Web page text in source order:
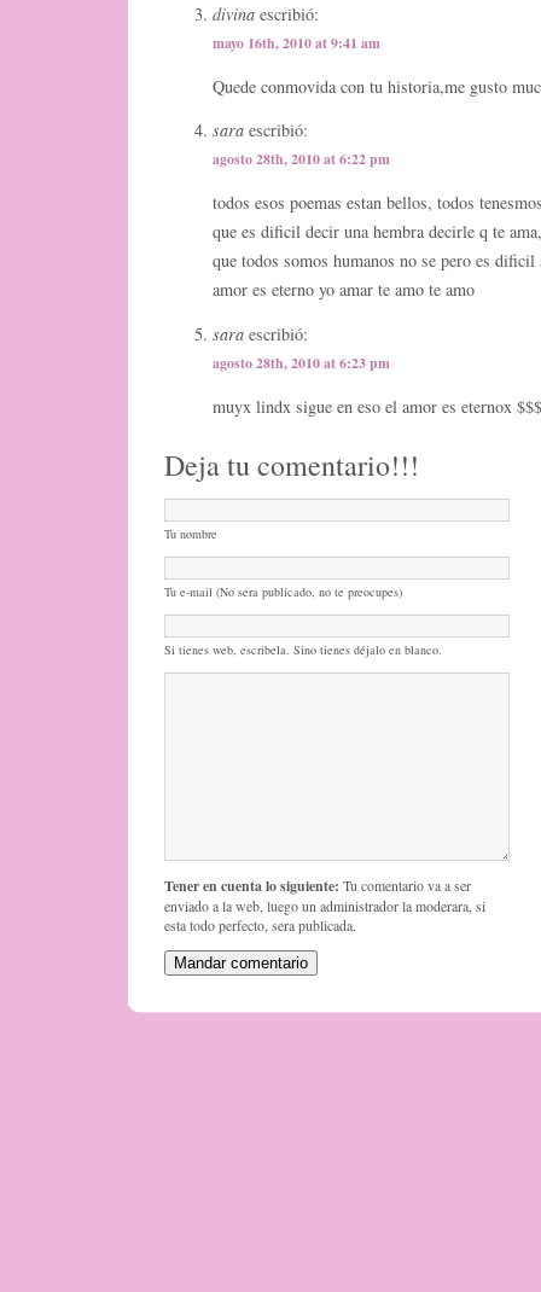
divina escribió:
mayo 16th, 2010 at 9:41 am
Quede conmovida con tu historia,me gusto
sara escribió:
agosto 28th, 2010 at 6:22 pm
todos esos poemas estan bellos, todos
que es dificil decir una hembra decirle q te
que todos somos humanos no se pero es
amor es eterno yo amar te amo te amo
sara escribió:
agosto 28th, 2010 at 6:23 pm
muyx lindx sigue en eso el amor es eternox
Deja tu comentario!!!
Tu nombre
Tu e-mail (No sera publicado, no te preocupes)
Si tienes web, escribela. Sino tienes déjalo en blanco.
Tener en cuenta lo siguiente: Tu comentario va a ser
enviado a la web, luego un administrador la moderara, si
esta todo perfecto, sera publicada.